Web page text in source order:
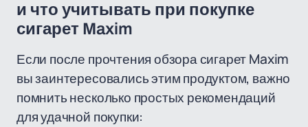
и что учитывать при покупке
сигарет Maxim
Если после прочтения обзора сигарет Maxim
вы заинтересовались этим продуктом, важно
помнить несколько простых рекомендаций
для удачной покупки: